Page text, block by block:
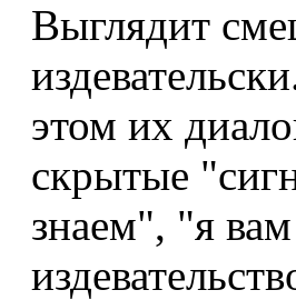
Выглядит
этом их
скрытые
знаем", "я